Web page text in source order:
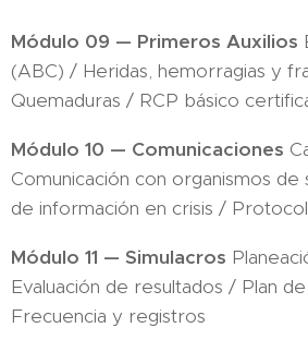
Módulo 09 — Primeros Auxilios
(ABC) / Heridas, hemorragias y
Quemaduras / RCP básico
Módulo 10 — Comunicaciones
Comunicación con organismos
de información en crisis /
Módulo 11 — Simulacros
Evaluación de resultados / Plan
Frecuencia y registros